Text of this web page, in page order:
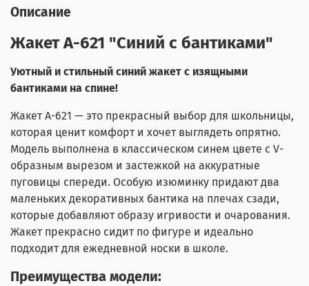
Описание
Жакет А-621 "Синий с бантиками"
Уютный и стильный синий жакет с изящными
бантиками на спине!
Жакет А-621 — это прекрасный выбор для школьницы,
которая ценит комфорт и хочет выглядеть опрятно.
Модель выполнена в классическом синем цвете с V-
образным вырезом и застежкой на аккуратные
пуговицы спереди. Особую изюминку придают два
маленьких декоративных бантика на плечах сзади,
которые добавляют образу игривости и очарования.
Жакет прекрасно сидит по фигуре и идеально
подходит для ежедневной носки в школе.
Преимущества модели: